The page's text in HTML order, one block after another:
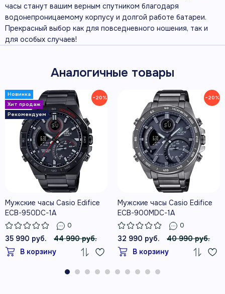
часы станут вашим верным спутником благодаря
водонепроницаемому корпусу и долгой работе батареи.
Прекрасный выбор как для повседневного ношения, так и
для особых случаев!
Аналогичные товары
−20%
Мужские часы Casio Edifice
ECB-950DC-1A
0
35 990 руб.
44 990 руб.
В корзину
−20%
Мужские часы Casio Edifice
ECB-900MDC-1A
0
32 990 руб.
40 990 руб.
В корзину